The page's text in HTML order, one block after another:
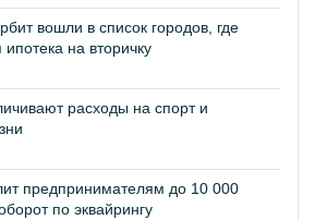
вошли в список городов, где
на вторичку
расходы на спорт и
предпринимателям до 10 000
по эквайрингу